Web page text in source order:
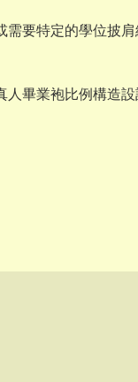
要特定的學位披
畢業袍比例構造